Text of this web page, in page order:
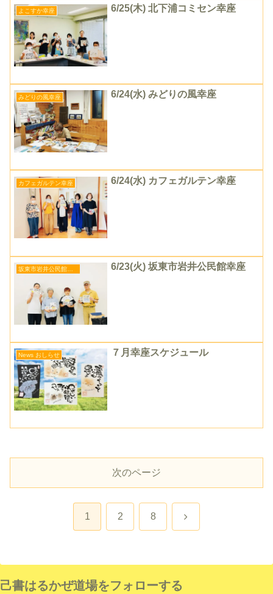
よこすか幸座 6/25(木) 北下浦コミセン幸座
みどりの風幸座 6/24(水) みどりの風幸座
カフェガルテン幸座 6/24(水) カフェガルテン幸座
坂東市岩井公民館幸座 6/23(火) 坂東市岩井公民館幸座
News おしらせ ７月幸座スケジュール
次のページ
1 2 8 次
己書はるかぜ道場をフォローする